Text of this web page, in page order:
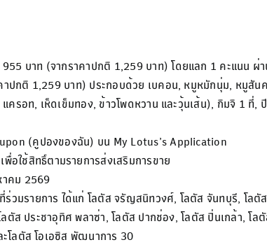
บาท (จากราคาปกติ 1,259 บาท) โดยแลก 1 คะแนน ผ่
าปกติ 1,259 บาท) ประกอบด้วย เบคอน, หมูหมักนุ่ม, หมู
รอท, เห็ดเข็มทอง, ข้าวโพดหวาน และวุ้นเส้น), กิมจิ 1 ที่
(คูปองของฉัน) บน My Lotus’s Application
อใช้สิทธิ์ตามรายการส่งเสริมการขาย
าคม 2569
ร่วมรายการ ได้แก่ โลตัส จรัญสนิทวงศ์, โลตัส จันทบุรี, โ
ตัส ประชาอุทิศ พลาซ่า, โลตัส ปากช่อง, โลตัส ปิ่นเกล้า, โ
โลตัส โอเอซิส พัฒนาการ 30